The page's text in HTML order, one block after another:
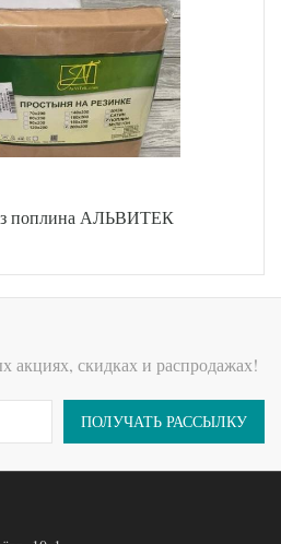
поплина АЛЬВИТЕК
акциях, скидках и распродажах!
ПОЛУЧАТЬ РАССЫЛКУ